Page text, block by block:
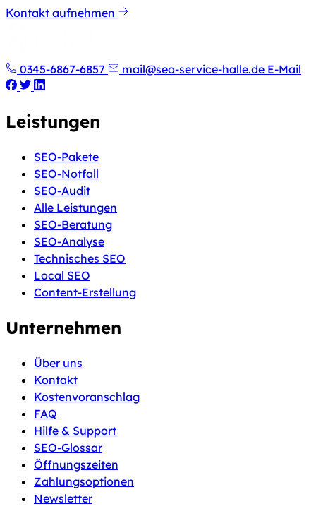
Kontakt aufnehmen
0345-6867-6857 mail@seo-service-halle.de E-Mail
Leistungen
SEO-Pakete
SEO-Notfall
SEO-Audit
Alle Leistungen
SEO-Beratung
SEO-Analyse
Technisches SEO
Local SEO
Content-Erstellung
Unternehmen
Über uns
Kontakt
Kostenvoranschlag
FAQ
Hilfe & Support
SEO-Glossar
Öffnungszeiten
Zahlungsoptionen
Newsletter